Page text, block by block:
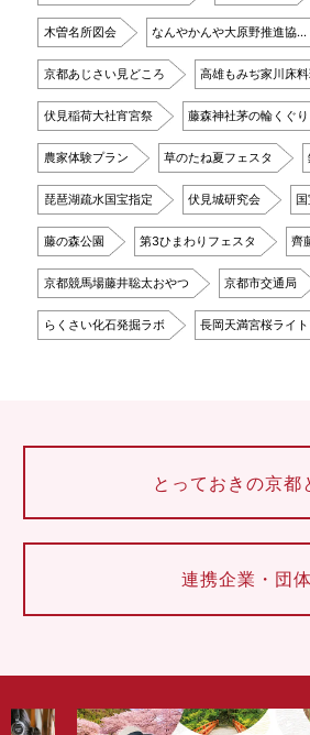
木曽名所図会 なんやかんや大原野推進協…
京都あじさい見どころ 高雄もみぢ家川床
伏見稲荷大社宵宮祭 藤森神社茅の輪くぐり
農家体験プラン 草のたね夏フェスタ
琵琶湖疏水国宝指定 伏見城研究会
藤の森公園 第3ひまわりフェスタ 齊
京都競馬場藤井聡太おやつ 京都市交通局
らくさい化石発掘ラボ 長岡天満宮桜ライ
とっておきの京都
連携企業・団体